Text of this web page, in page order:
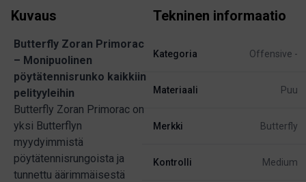
Kuvaus
Butterfly Zoran Primorac
– Monipuolinen
pöytätennisrunko kaikkiin
pelityyleihin
Butterfly Zoran Primorac on
yksi Butterflyn
myydyimmistä
pöytätennisrungoista ja
tunnettu äärimmäisestä
Tekninen informaatio
Kategoria Offensive -
Materiaali Puu
Merkki Butterfly
Kontrolli Medium